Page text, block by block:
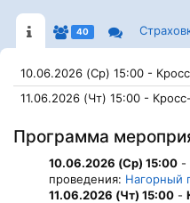
40
10.06.2026 (Ср) 15:00 -
11.06.2026 (Чт) 15:00 -
Программа
10.06.2026 (Ср) 15:00 -
проведения: Нагорный
11.06.2026 (Чт) 15:00 -